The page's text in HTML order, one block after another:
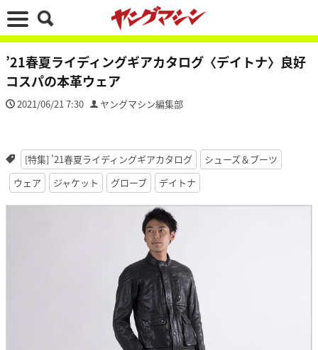
’21春夏ライディングギアカタログ〈デイトナ〉良好
コスパの本革ウェア
2021/06/21 7:30 ヤングマシン編集部
[特集] '21春夏ライディングギアカタログ
シューズ＆ブーツ
ウェア
ジャケット グローブ デイトナ